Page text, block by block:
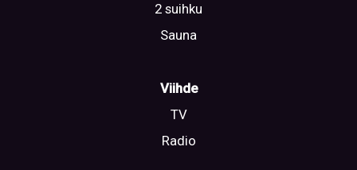
2 suihku
Sauna
Viihde
TV
Radio